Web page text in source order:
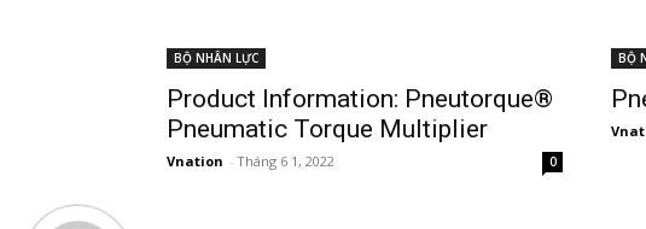
BỘ NHÂN LỰC
Product Information: Pneutorque®
Pneumatic Torque Multiplier
Vnation - Tháng 6 1, 2022 0
BỘ